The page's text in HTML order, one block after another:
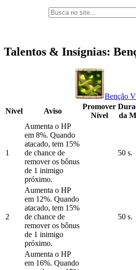
Talentos & Insígnias:
Benção
Nível
Aviso
Promover
Nível
da
1
Aumenta o HP
em 8%. Quando
atacado, tem 15%
de chance de
remover os bônus
de 1 inimigo
próximo.
50 s.
2
Aumenta o HP
em 12%. Quando
atacado, tem 15%
de chance de
remover os bônus
de 1 inimigo
próximo.
50 s.
Aumenta o HP
em 16%. Quando